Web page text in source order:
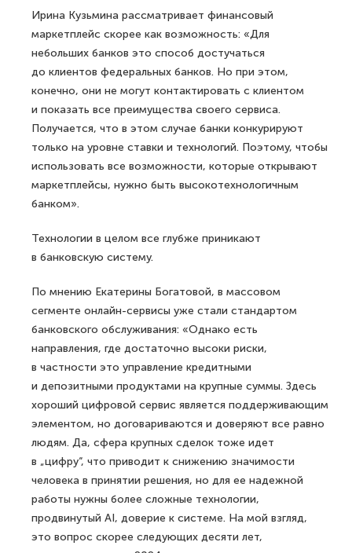
Ирина Кузьмина рассматривает финансовый
маркетплейс скорее как возможность: «Для
небольших банков это способ достучаться
до клиентов федеральных банков. Но при этом,
конечно, они не могут контактировать с клиентом
и показать все преимущества своего сервиса.
Получается, что в этом случае банки конкурируют
только на уровне ставки и технологий. Поэтому, чтобы
использовать все возможности, которые открывают
маркетплейсы, нужно быть высокотехнологичным
банком».
Технологии в целом все глубже приникают
в банковскую систему.
По мнению Екатерины Богатовой, в массовом
сегменте онлайн-сервисы уже стали стандартом
банковского обслуживания: «Однако есть
направления, где достаточно высоки риски,
в частности это управление кредитными
и депозитными продуктами на крупные суммы. Здесь
хороший цифровой сервис является поддерживающим
элементом, но договариваются и доверяют все равно
людям. Да, сфера крупных сделок тоже идет
в „цифру“, что приводит к снижению значимости
человека в принятии решения, но для ее надежной
работы нужны более сложные технологии,
продвинутый AI, доверие к системе. На мой взгляд,
это вопрос скорее следующих десяти лет,